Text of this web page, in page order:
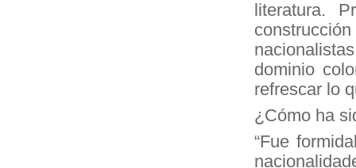
literatura.
dominio
refrescar lo
¿Cómo ha
“Fue